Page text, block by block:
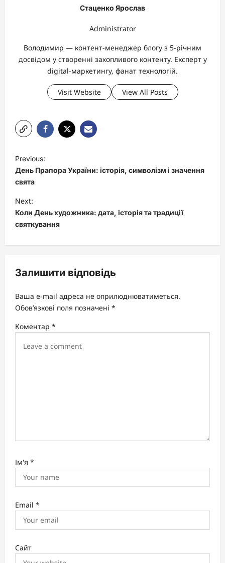
Стаценко Ярослав
Administrator
Володимир — контент-менеджер блогу з 5-річним
досвідом у створенні захопливого контенту. Експерт у
digital-маркетингу, фанат технологій.
Visit Website View All Posts
o
s
t
n
a
v
g
a
t
i
Previous:
День Прапора України: історія, символізм і значення
свята
Next:
Коли День художника: дата, історія та традиції
святкування
Залишити відповідь
Ваша e-mail адреса не оприлюднюватиметься.
Обов’язкові поля позначені *
Коментар *
Ім'я *
Email *
Сайт